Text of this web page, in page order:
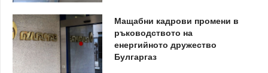
Мащабни кадрови промени в
ръководството на
енергийното дружество
Булгаргаз